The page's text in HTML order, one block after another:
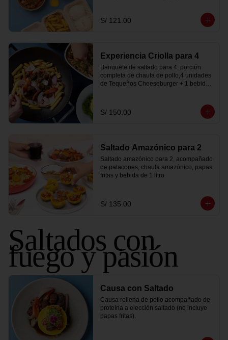
S/ 121.00
Experiencia Criolla para 4
Banquete de saltado para 4, porción
completa de chaufa de pollo,4 unidades
de Tequeños Cheeseburger + 1 bebida
S/ 150.00
Saltado Amazónico para 2
Saltado amazónico para 2, acompañado
de patacones, chaufa amazónico, papas
fritas y bebida de 1 litro
S/ 135.00
Saltados con
fuego y pasión
Causa con Saltado
Causa rellena de pollo acompañado de
proteína a elección saltado (no incluye
papas fritas).